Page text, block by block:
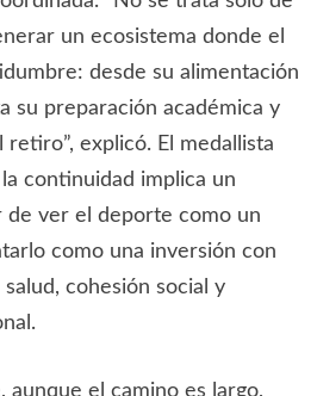
un ecosistema donde el
desde su alimentación
su preparación académica y
explicó. El medallista
continuidad implica un
de ver el deporte como un
como una inversión con
cohesión social y
aunque el camino es largo,